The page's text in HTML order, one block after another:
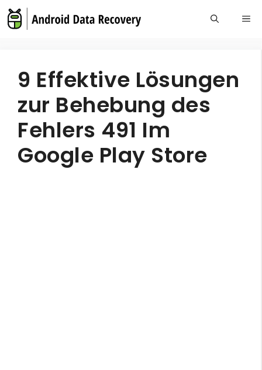
Skip
to
9 Effektive Lösungen
zur Behebung des
Fehlers 491 Im
Google Play Store